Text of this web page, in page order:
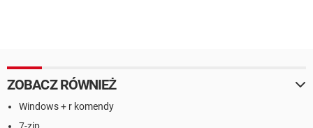
ZOBACZ RÓWNIEŻ
Windows + r komendy